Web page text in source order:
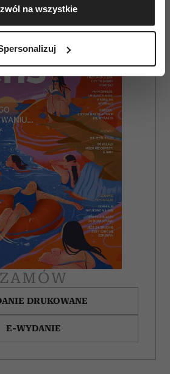
nawet do kilku metrów
Twoje urządzenie, aktywnie
wirtualny odcisk palca)
oraz ustaw własne preferencje w
Deklaracji plików cookie możesz
zgodę w dowolnej chwili.
cookie do spersonalizowania treści
funkcje społecznościowe i
witrynie. Informacje o tym, jak
udostępniamy partnerom
i analitycznym.
te informacje z innymi danymi
lub uzyskanymi podczas
na wszystkie
ZAMÓW
DRUKOWANE
E-WYDANIE